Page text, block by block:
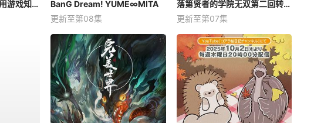
被追放的转生重骑士用游戏知识开无双
BanG Dream! YUME∞MITA
更新至第08集
落第贤者的学院无双第二回转生，S等级作弊魔术师冒险记
更新至第07集